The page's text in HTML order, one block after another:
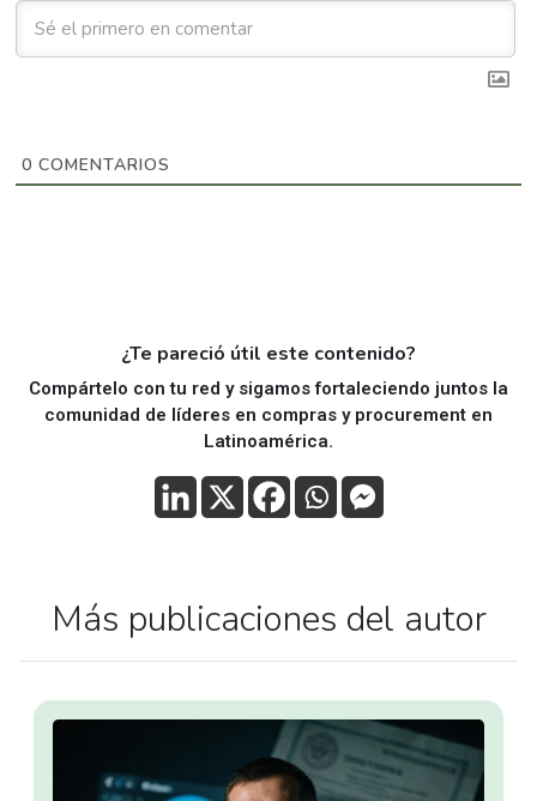
0 COMENTARIOS
¿Te pareció útil este contenido?
Compártelo con tu red y sigamos fortaleciendo juntos la
comunidad de líderes en compras y procurement en
Latinoamérica.
Más publicaciones del autor